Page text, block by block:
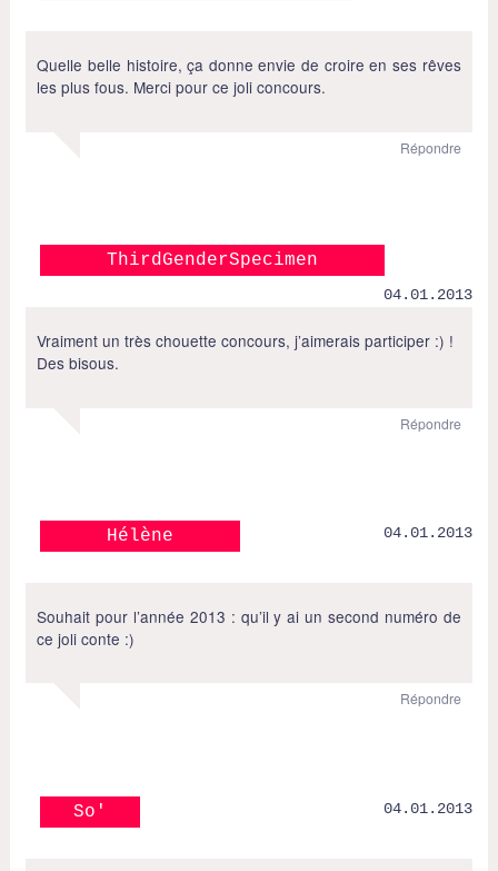
Quelle belle histoire, ça donne envie de croire en ses rêves
les plus fous. Merci pour ce joli concours.
Répondre
ThirdGenderSpecimen
04.01.2013
Vraiment un très chouette concours, j’aimerais participer :) !
Des bisous.
Répondre
Hélène 04.01.2013
Souhait pour l’année 2013 : qu’il y ai un second numéro de
ce joli conte :)
Répondre
So' 04.01.2013